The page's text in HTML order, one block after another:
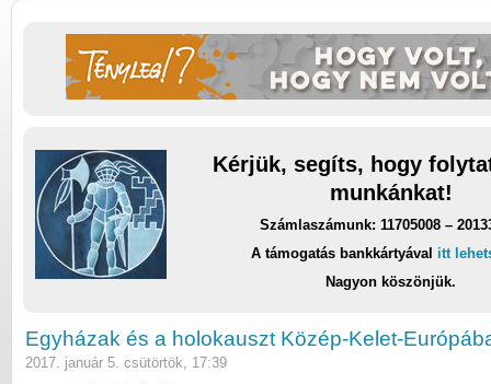
Kérjük, segíts, hogy
munkánkat!
Számlaszámunk: 11705008 –
A támogatás bankkártyával itt
Nagyon köszönjük.
Egyházak és a holokauszt Közép-Kelet-
2017. január 5. csütörtök, 17:39